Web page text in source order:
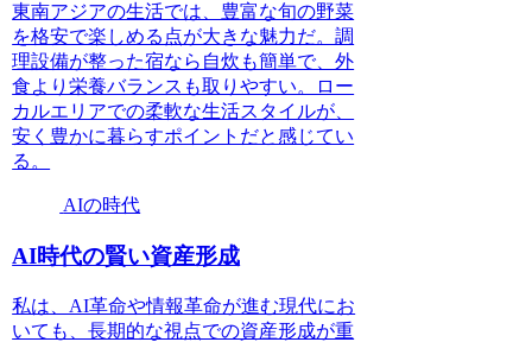
東南アジアの生活では、豊富な旬の野菜
を格安で楽しめる点が大きな魅力だ。調
理設備が整った宿なら自炊も簡単で、外
食より栄養バランスも取りやすい。ロー
カルエリアでの柔軟な生活スタイルが、
安く豊かに暮らすポイントだと感じてい
る。
AIの時代
AI時代の賢い資産形成
私は、AI革命や情報革命が進む現代にお
いても、長期的な視点での資産形成が重